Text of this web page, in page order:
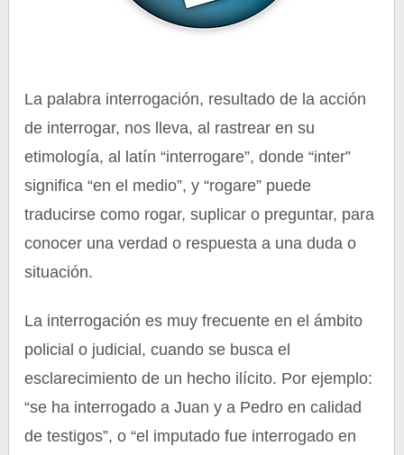
La palabra interrogación, resultado de la acción
de interrogar, nos lleva, al rastrear en su
etimología, al latín “interrogare”, donde “inter”
significa “en el medio”, y “rogare” puede
traducirse como rogar, suplicar o preguntar, para
conocer una verdad o respuesta a una duda o
situación.
La interrogación es muy frecuente en el ámbito
policial o judicial, cuando se busca el
esclarecimiento de un hecho ilícito. Por ejemplo:
“se ha interrogado a Juan y a Pedro en calidad
de testigos”, o “el imputado fue interrogado en